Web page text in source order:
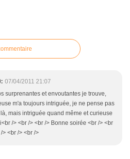
07/04/2011 21:07
surprenantes et envoutantes je trouve,
m'a toujours intriguée, je ne pense pas
mais intriguée quand même et curieuse
/> <br /> <br /> Bonne soirée <br /> <br
> <br /> <br />